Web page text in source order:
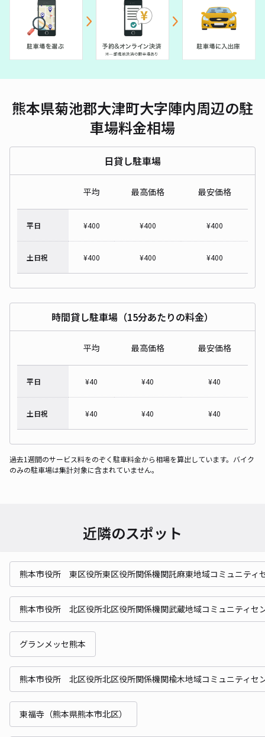
熊本県菊池郡大津町大字陣内周辺の駐
車場料金相場
日貸し駐車場
平均 最高価格 最安価格
平日 ¥400 ¥400 ¥400
土日祝 ¥400 ¥400 ¥400
時間貸し駐車場（15分あたりの料金）
平均 最高価格 最安価格
平日 ¥40 ¥40 ¥40
土日祝 ¥40 ¥40 ¥40
過去1週間のサービス料をのぞく駐車料金から相場を算出しています。バイク
のみの駐車場は集計対象に含まれていません。
近隣のスポット
熊本市役所 東区役所東区役所関係機関託麻東地域コミュニティ
熊本市役所 北区役所北区役所関係機関武蔵地域コミュニティセ
グランメッセ熊本
熊本市役所 北区役所北区役所関係機関楡木地域コミュニティセ
東福寺（熊本県熊本市北区）